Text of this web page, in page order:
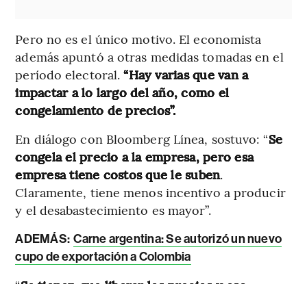
Pero no es el único motivo. El economista
además apuntó a otras medidas tomadas en el
período electoral.“Hay varias que van a
impactar a lo largo del año, como el
congelamiento de precios”.
En diálogo con Bloomberg Línea, sostuvo: “Se
congela el precio a la empresa, pero esa
empresa tiene costos que le suben.
Claramente, tiene menos incentivo a producir
y el desabastecimiento es mayor”.
ADEMÁS: Carne argentina: Se autorizó un nuevo
cupo de exportación a Colombia